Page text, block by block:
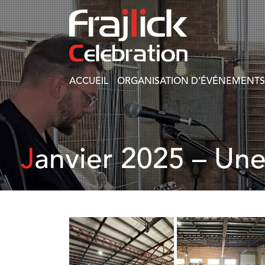
ACCUEIL ORGANISATION
Janvier 2025 –